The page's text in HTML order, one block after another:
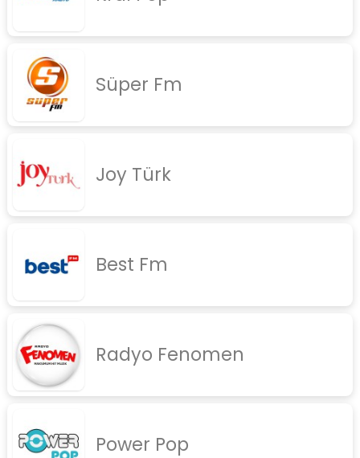
jazz
rap
diger
Gizlilik Politikası
Süper Fm
Joy Türk
Best Fm
Radyo Fenomen
Power Pop